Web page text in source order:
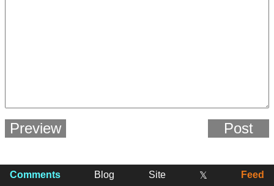
Preview Post
Comments Blog Site 𝕏 Feed